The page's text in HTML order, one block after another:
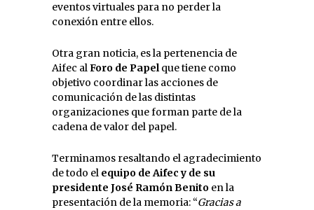
eventos virtuales para no perder la
conexión entre ellos.
Otra gran noticia, es la pertenencia de
Aifec alForo de Papelque tiene como
objetivo coordinar las acciones de
comunicación de las distintas
organizaciones que forman parte de la
cadena de valor del papel.
Terminamos resaltando el agradecimiento
de todo el equipo de Aifec y de su
presidente José Ramón Benito en la
presentación de la memoria: “Gracias a